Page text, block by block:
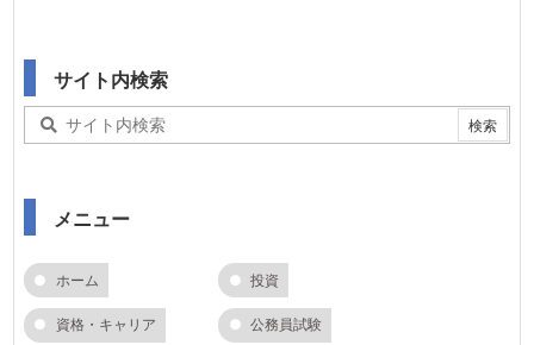
サイト内検索
メニュー
ホーム 投資
資格・キャリア 公務員試験